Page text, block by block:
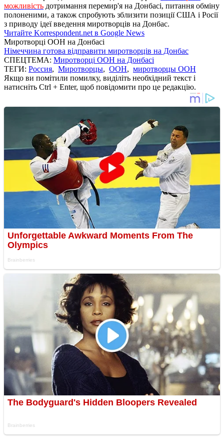
можливість дотримання перемир'я на Донбасі, питання обміну
полоненими, а також спробують зблизити позиції США і Росії
з приводу ідеї введення миротворців на Донбас.
Читайте Korrespondent.net в Google News
Миротворці ООН на Донбасі
Німеччина готова відправити миротворців на Донбас
СПЕЦТЕМА: Миротворці ООН на Донбасі
ТЕГИ: Россия, Миротворцы, ООН, миротворцы ООН
Якщо ви помітили помилку, виділіть необхідний текст і
натисніть Ctrl + Enter, щоб повідомити про це редакцію.